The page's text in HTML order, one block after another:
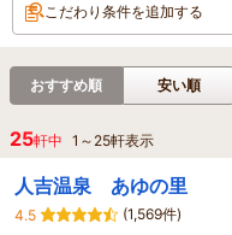
こだわり条件を追加する
おすすめ順 安い順
25軒中 1 ～ 25軒表示
人吉温泉 あゆの里
4.5
(1,569件)